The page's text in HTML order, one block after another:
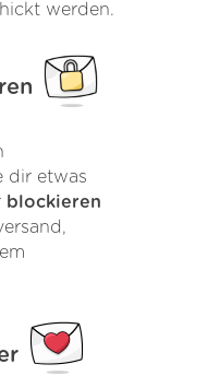
werden.
dir etwas
blockieren